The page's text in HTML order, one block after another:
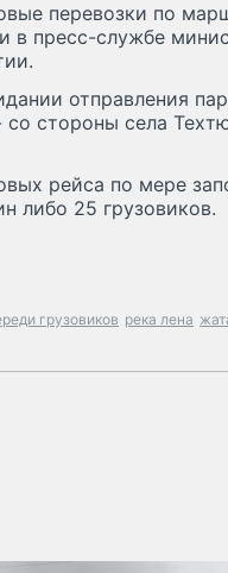
перевозки по
в пресс-службе
отправления
стороны села
рейса по мере
либо 25 грузовиков.
грузовиков река лена